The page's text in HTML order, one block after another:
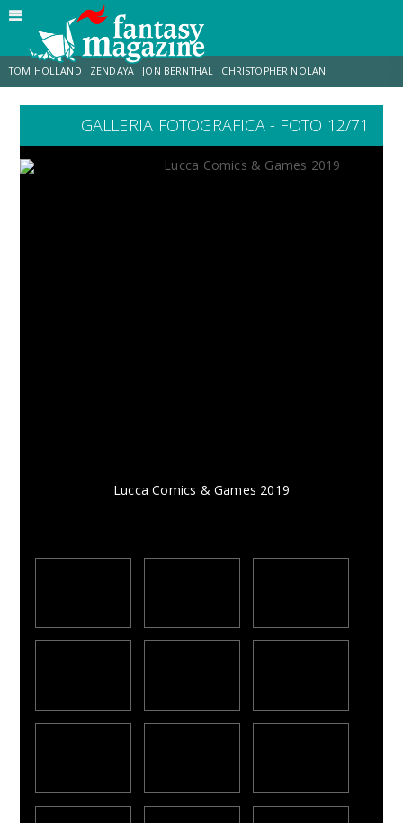
TOM HOLLAND ZENDAYA JON BERNTHAL CHRISTOPHER NOLAN
LUCCA COMICS & GAMES ODISSEA MARK RUFFALO
GALLERIA FOTOGRAFICA - FOTO 12/71
Lucca Comics & Games 2019